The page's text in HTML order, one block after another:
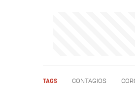
TAGS CONTAGIOS